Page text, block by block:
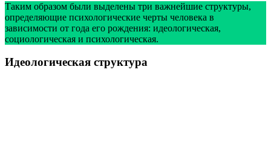
Таким образом были выделены три важнейшие структуры,
определяющие психологические черты человека в
зависимости от года его рождения: идеологическая,
социологическая и психологическая.
Идеологическая структура